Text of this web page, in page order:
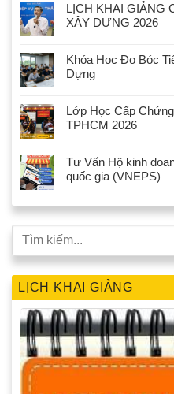
LỊCH KHAI GIẢNG
XÂY DỰNG 2026
Khóa Học Đo Bóc
Dựng
Lớp Học Cấp
TPHCM 2026
Tư Vấn Hộ kinh
quốc gia (VNEPS)
LỊCH KHAI GIẢNG